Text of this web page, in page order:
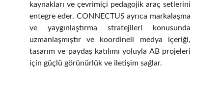
kaynakları ve çevrimiçi pedagojik araç setlerini
entegre eder. CONNECTUS ayrıca markalaşma
ve yaygınlaştırma stratejileri konusunda
uzmanlaşmıştır ve koordineli medya içeriği,
tasarım ve paydaş katılımı yoluyla AB projeleri
için güçlü görünürlük ve iletişim sağlar.